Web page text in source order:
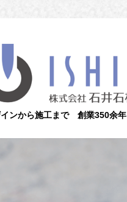
ンから施工まで 創業350余年